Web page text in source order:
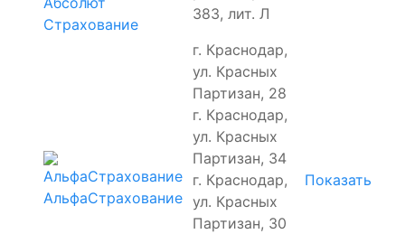
Страхование
383, лит. Л
АльфаСтрахование
г. Краснодар,
ул. Красных
Партизан, 28
г. Краснодар,
ул. Красных
Партизан, 34
г. Краснодар,
ул. Красных
Партизан, 30
Показать